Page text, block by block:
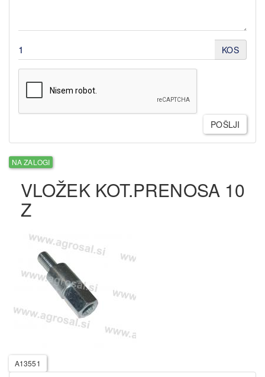
KOS
POŠLJI
NA ZALOGI
VLOŽEK KOT.PRENOSA 10
Z
A13551